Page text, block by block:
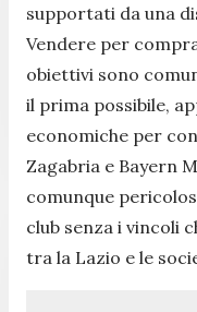
supportati da una
Vendere per
obiettivi sono
il prima possibile,
economiche per
Zagabria e Bayern
comunque
club senza i vincoli
tra la Lazio e le